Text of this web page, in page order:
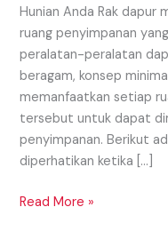
Hunian Anda Rak dapur
ruang penyimpanan
peralatan-peralatan
beragam, konsep
memanfaatkan setiap
tersebut untuk dapat
penyimpanan. Berikut
diperhatikan ketika […]
Read More »